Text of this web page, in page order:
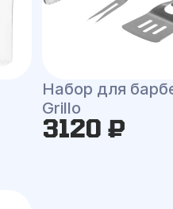
Набор для
Grillo
3120 ₽